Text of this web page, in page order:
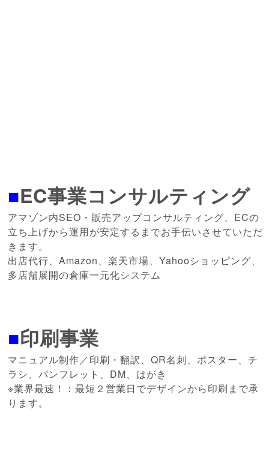
■EC事業コンサルティング
アマゾン内SEO・販売アップコンサルティング、ECの
立ち上げから運用が安定するまでお手伝いさせていただ
きます。
出店代行、Amazon、楽天市場、Yahooショッピング、
多店舗展開の倉庫一元化システム
■印刷事業
マニュアル制作／印刷・翻訳、QR名刺、ポスター、チ
ラシ、パンフレット、DM、はがき
※業界最速！：最短２営業日でデザインから印刷まで承
ります。